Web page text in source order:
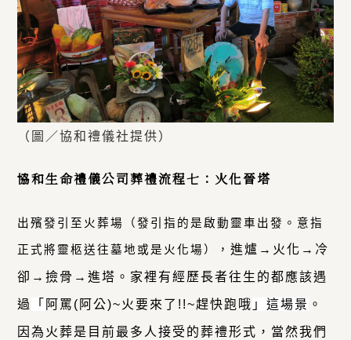
（圖／協和禮儀社提供）
協和生命禮儀公司葬禮流程七：火化晉塔
出殯發引至火葬場（發引指的是啟動靈車出發。意指
正式將靈柩送往墓地或是火化場），進爐→火化→冷
卻→撿骨→進塔。家裡有經歷長者往生的都應該遇
過 「 阿罵(阿公)~火要來了!!~趕快跑哦 」這場景 。
因為火葬是目前最多人接受的葬禮形式，當然我們